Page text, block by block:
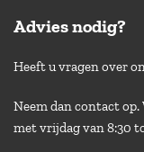
Advies nodig?
Heeft u vragen over
Neem dan contact
met vrijdag van 8:30